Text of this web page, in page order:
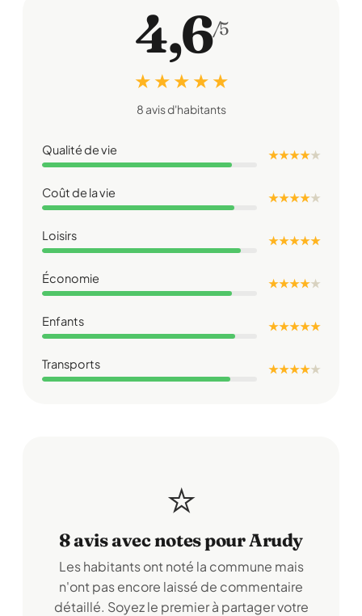
4,6/5
★ ★ ★ ★ ★
8 avis d'habitants
Qualité de vie ★ ★ ★ ★★
Coût de la vie ★ ★ ★ ★★
Loisirs ★ ★ ★ ★ ★
Économie ★ ★ ★ ★★
Enfants ★ ★ ★ ★ ★
Transports ★ ★ ★ ★★
⭐
8 avis avec notes pour Arudy
Les habitants ont noté la commune mais
n'ont pas encore laissé de commentaire
détaillé. Soyez le premier à partager votre